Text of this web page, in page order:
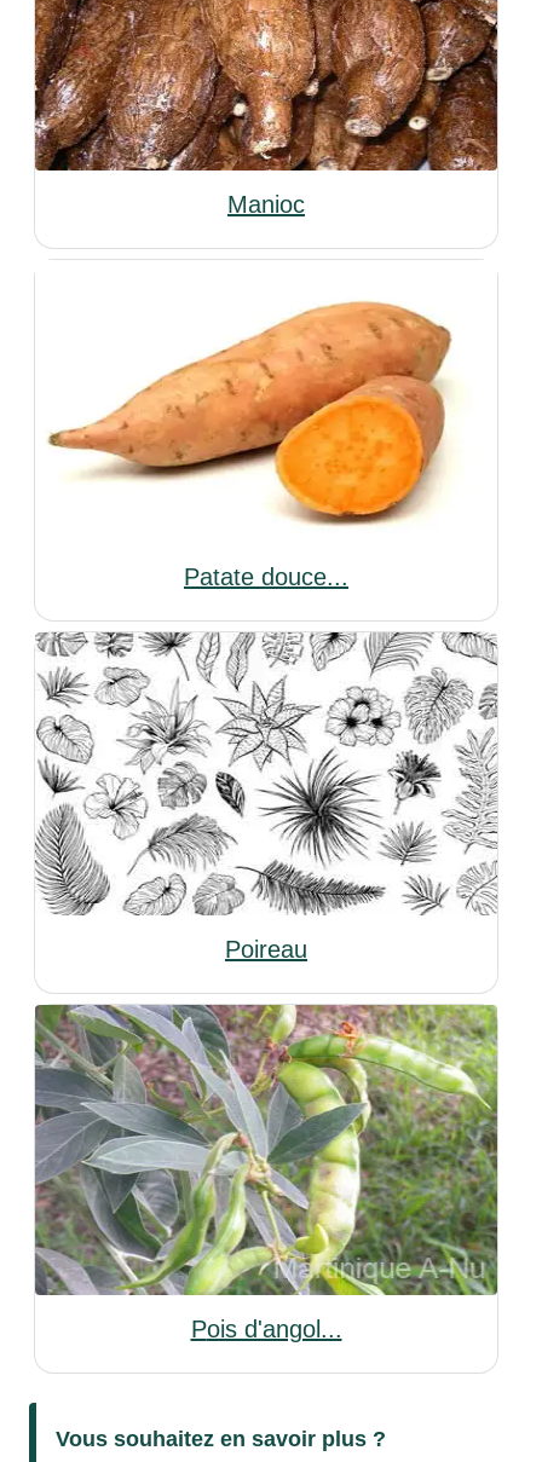
Manioc
Patate douce...
Poireau
Pois d'angol...
Vous souhaitez en savoir plus ?